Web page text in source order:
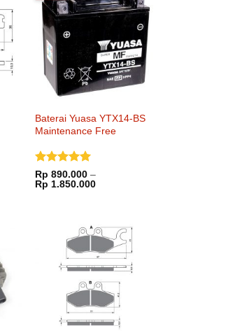
Baterai Yuasa YTX14-BS
Maintenance Free
Dinilai5
dari 5
Rp 890.000 –
Rp 1.850.000Rentang